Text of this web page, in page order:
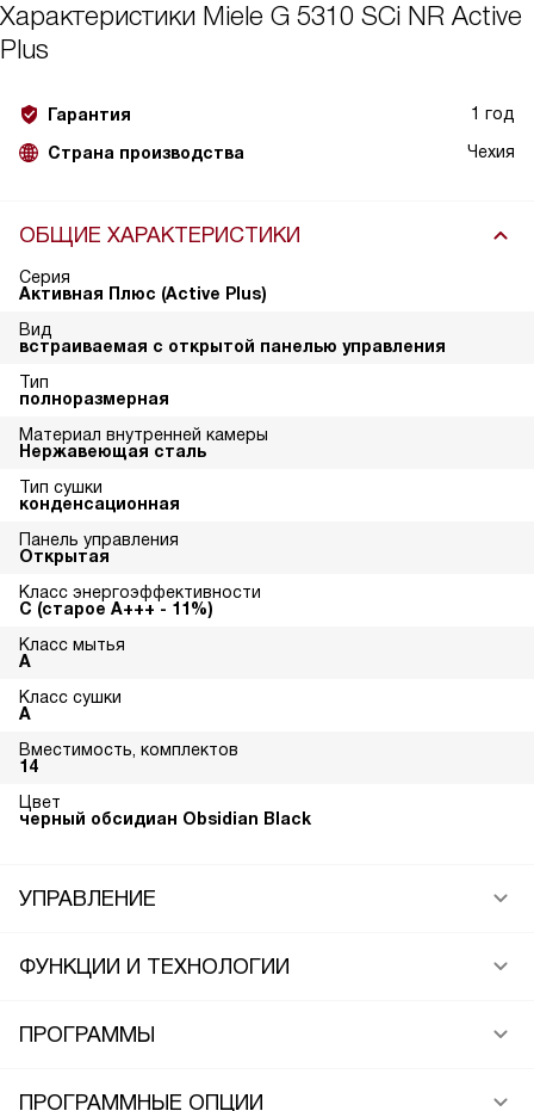
Характеристики Miele G 5310 SCi NR Active
Plus
Гарантия 1 год
Страна производства Чехия
ОБЩИЕ ХАРАКТЕРИСТИКИ
Серия
Активная Плюс (Active Plus)
Вид
встраиваемая с открытой панелью управления
Тип
полноразмерная
Материал внутренней камеры
Нержавеющая сталь
Тип сушки
конденсационная
Панель управления
Открытая
Класс энергоэффективности
С (старое А+++ - 11%)
Класс мытья
A
Класс сушки
A
Вместимость, комплектов
14
Цвет
черный обсидиан Obsidian Black
УПРАВЛЕНИЕ
ФУНКЦИИ И ТЕХНОЛОГИИ
ПРОГРАММЫ
ПРОГРАММНЫЕ ОПЦИИ